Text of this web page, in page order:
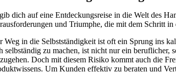
dich auf eine Entdeckungsreise in die Welt des
und Triumphe, die mit dem Schritt
Weg in die Selbstständigkeit ist oft ein Sprung ins
selbständig zu machen, ist nicht nur ein beruflicher,
Doch mit diesem Risiko kommt auch die
Um Kunden effektiv zu beraten und